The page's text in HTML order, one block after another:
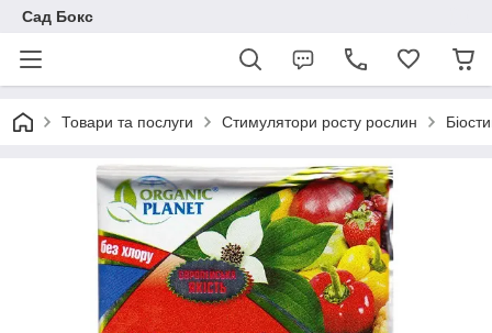
Сад Бокс
Товари та послуги Стимулятори росту рослин